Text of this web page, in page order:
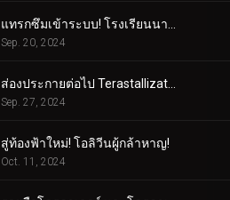
Sep. 20, 2024
Sep. 27, 2024
สู่ท้องฟ้าใหม่! โอลิวีนผู้กล้าหาญ!
Oct. 11, 2024